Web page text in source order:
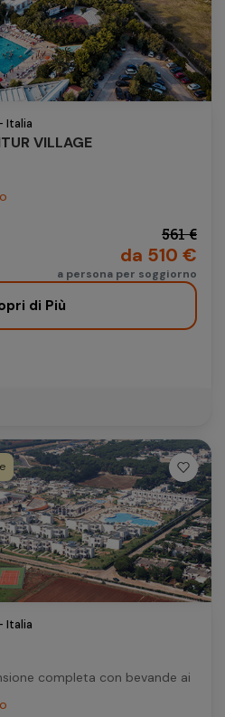
Italia
VILLAGE
561 €
da 510 €
a persona per soggiorno
di Più
Italia
completa con bevande ai